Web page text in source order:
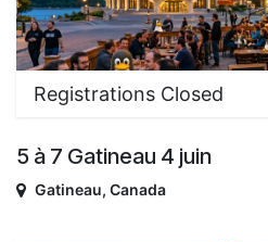
Registrations Closed
5 à 7 Gatineau 4 juin
Gatineau, Canada